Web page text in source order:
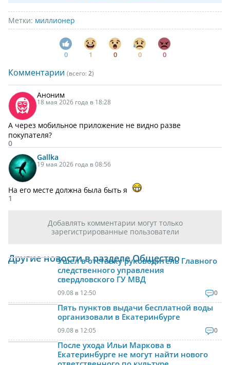
Метки: миллионер
0 1 0 0 0
Комментарии (всего: 2)
Аноним
18 мая 2026 года в 18:28
А через мобильное приложение не видно разве
покупателя?
0
Gallka
19 мая 2026 года в 08:56
На его месте должна была быть я
1
Добавлять комментарии могут только
зарегистрированные пользователи
Другие новости в разделе Общество
Ушел в отставку руководитель Главного
следственного управления
свердловского ГУ МВД
09.08 в 12:50 0
Пять пунктов выдачи бесплатной воды
организовали в Екатеринбурге
09.08 в 12:05 0
После ухода Ильи Маркова в
Екатеринбурге не могут найти нового